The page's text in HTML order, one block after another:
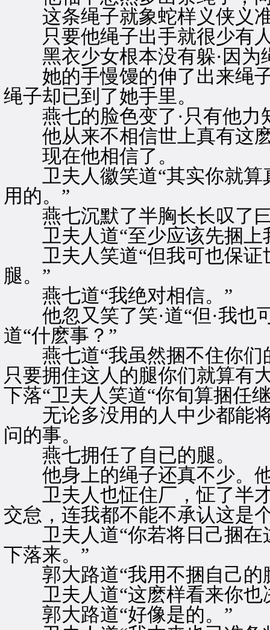
这条绳子就象蛇样义侠义准
只要他绳子出手就很少有
黑衣少女根本没有躲·因为
她的手慢馒的伸了出来绳子
绳子却已到了她手里。
燕七的脸色变了·只有他力
他从来不相信世上真有这
现在他相信了。
卫夫人徽笑道“其实你就算
用的。”
燕七沉默了半胸长长叹了曰
卫夫人道“至少应该先捆上
卫夫人笑道“但我可也保证
腿。”
燕七道“我绝对相信。”
他忽又笑了笑·道“但·我也
道“什麽事？”
燕七道“我虽然捆不住你们
只要拥住这人的腿你们就算有
下落“卫夫人笑道“你旬算捆任
无论多没用的人中少都能将
问的事。
燕七拥任了自已的腿。
他身上的绳子还真不少。他
卫夫人也怔住厂，怔了半才
交怠，连我都不能不承认这是
卫夫人道“你若将日己捆在
下落来。”
郭大路道“我用不捆自己的
卫夫人道“这麽样看来你也
郭大路道“好像是的。”